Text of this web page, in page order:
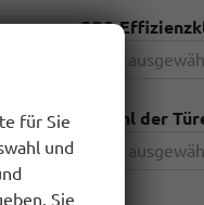
CO2-
alles
Anzahl der
alles
für Sie
und
Sie